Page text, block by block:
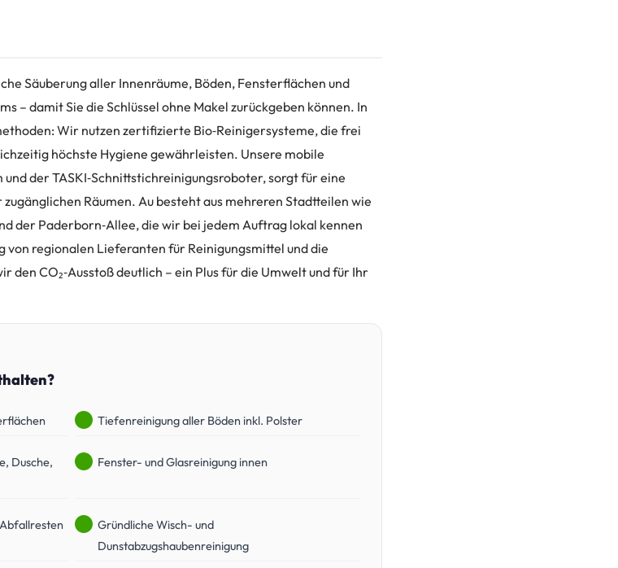
Säuberung aller Innenräume, Böden, Fensterflächen und
– damit Sie die Schlüssel ohne Makel zurückgeben können. In
Wir nutzen zertifizierte Bio‑Reinigersysteme, die frei
höchste Hygiene gewährleisten. Unsere mobile
der TASKI‑Schnittstichreinigungsroboter, sorgt für eine
Räumen. Au besteht aus mehreren Stadtteilen wie
der Paderborn‑Allee, die wir bei jedem Auftrag lokal kennen
von regionalen Lieferanten für Reinigungsmittel und die
den CO₂‑Ausstoß deutlich – ein Plus für die Umwelt und für Ihr
Tiefenreinigung aller Böden inkl. Polster
Dusche,
Fenster- und Glasreinigung innen
Gründliche Wisch- und
Dunstabzugshaubenreinigung